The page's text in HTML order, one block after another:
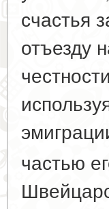
счастья
отъезду
частью